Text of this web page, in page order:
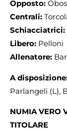
Opposto:
Centrali:
Schiacciatrici:
Libero: Pelloni
Allenatore:
A
Parlangeli (L),
NUMIA VERO
TITOLARE